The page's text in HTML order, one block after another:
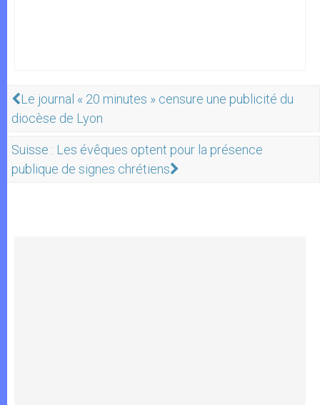
Le journal « 20 minutes » censure une publicité du
diocèse de Lyon
Suisse : Les évêques optent pour la présence
publique de signes chrétiens